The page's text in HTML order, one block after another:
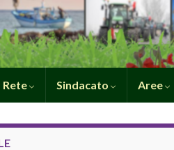
Rete Sindacato Aree